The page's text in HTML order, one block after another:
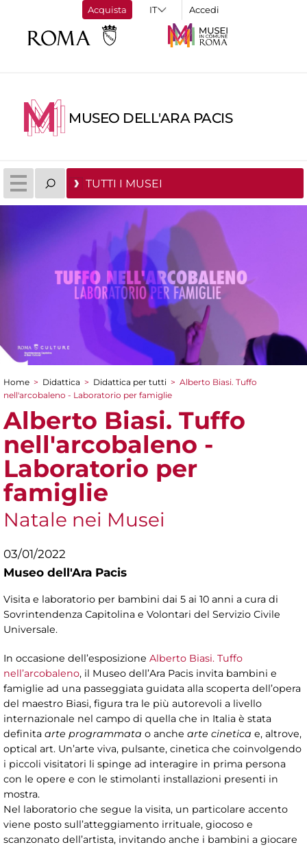
Acquista Accedi
MUSEO DELL'ARA PACIS
TUTTI I MUSEI
Tu sei qui
Home > Didattica > Didattica per tutti > Alberto Biasi. Tuffo
nell'arcobaleno - Laboratorio per famiglie
Alberto Biasi. Tuffo
nell'arcobaleno -
Laboratorio per
famiglie
Natale nei Musei
03/01/2022
Museo dell'Ara Pacis
Visita e laboratorio per bambini dai 5 ai 10 anni a cura di
Sovrintendenza Capitolina e Volontari del Servizio Civile
Universale.
In occasione dell’esposizione Alberto Biasi. Tuffo
nell’arcobaleno, il Museo dell’Ara Pacis invita bambini e
famiglie ad una passeggiata guidata alla scoperta dell’opera
del maestro Biasi, figura tra le più autorevoli a livello
internazionale nel campo di quella che in Italia è stata
definita arte programmata o anche arte cinetica e, altrove,
optical art. Un’arte viva, pulsante, cinetica che coinvolgendo
i piccoli visitatori li spinge ad interagire in prima persona
con le opere e con le stimolanti installazioni presenti in
mostra.
Nel laboratorio che segue la visita, un particolare accento
viene posto sull’atteggiamento irrituale, giocoso e
scanzonato dell’artista, invitando anche i bambini a giocare